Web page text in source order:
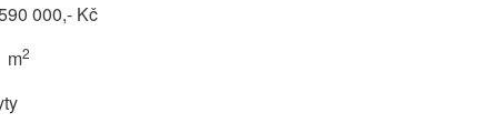
000,- Kč
m2